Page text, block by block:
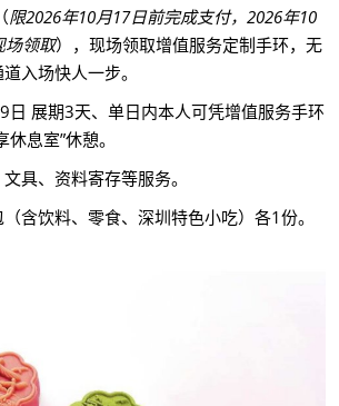
限2026年10月17日前完成支付，2026年10
场领取），现场领取增值服务定制手环，无
入场快人一步。
展期3天、单日内本人可凭增值服务手环
息室”休憩。
具、资料寄存等服务。
含饮料、零食、深圳特色小吃）各1份。